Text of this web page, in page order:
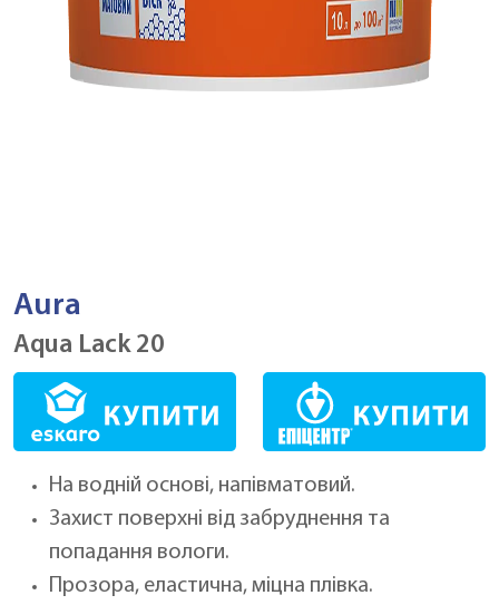
Aura
Aqua Lack 20
На водній основі, напівматовий.
Захист поверхні від забруднення та
попадання вологи.
Прозора, еластична, міцна плівка.